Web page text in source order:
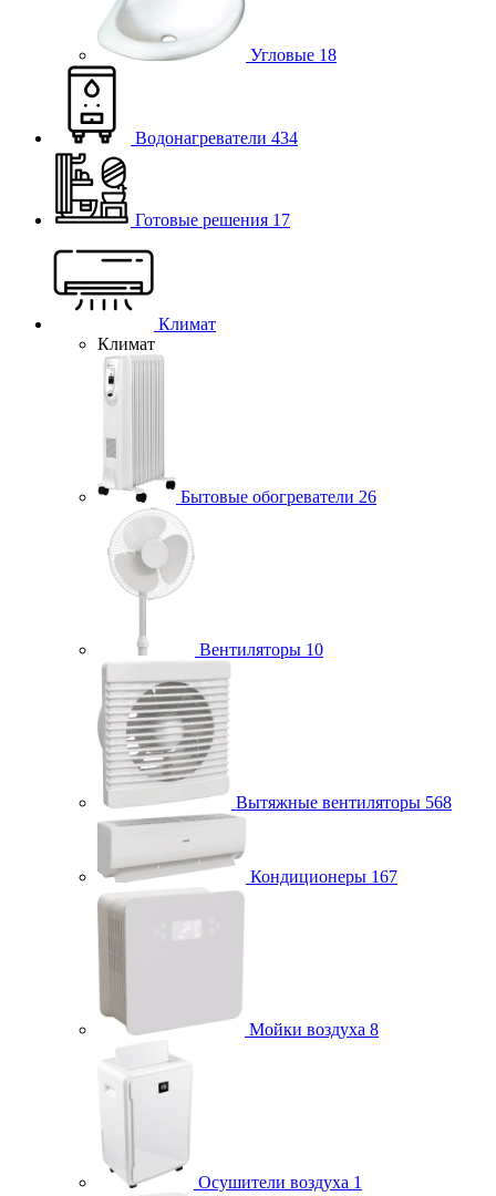
Угловые 18
Водонагреватели 434
Готовые решения 17
Климат
Климат
Бытовые обогреватели 26
Вентиляторы 10
Вытяжные вентиляторы 568
Кондиционеры 167
Мойки воздуха 8
Осушители воздуха 1